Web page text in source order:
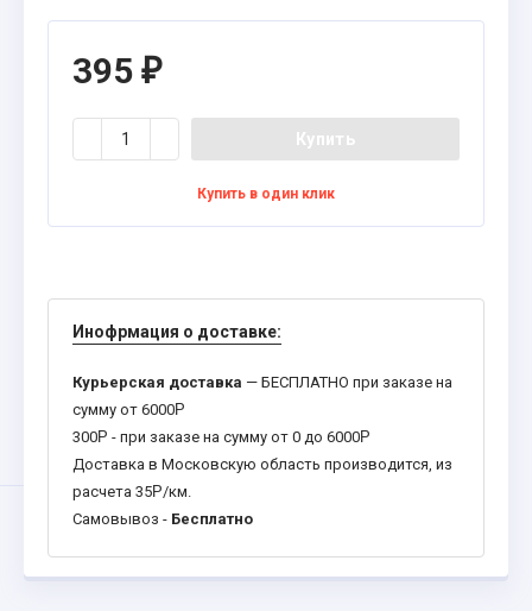
395 ₽
Купить
Купить в один клик
Инофрмация о доставке:
Курьерская доставка — БЕСПЛАТНО при заказе на
сумму от 6000Р
300Р - при заказе на сумму от 0 до 6000Р
Доставка в Московскую область производится, из
расчета 35Р/км.
Самовывоз - Бесплатно